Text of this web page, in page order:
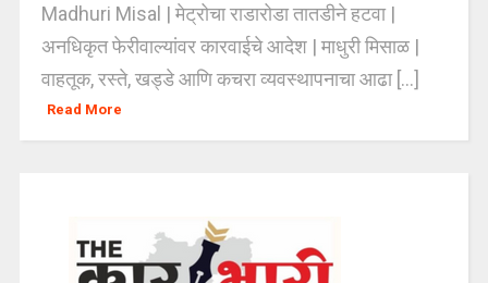
Madhuri Misal | मेट्रोचा राडारोडा तातडीने हटवा |
अनधिकृत फेरीवाल्यांवर कारवाईचे आदेश | माधुरी मिसाळ |
वाहतूक, रस्ते, खड्डे आणि कचरा व्यवस्थापनाचा आढा [...]
Read More